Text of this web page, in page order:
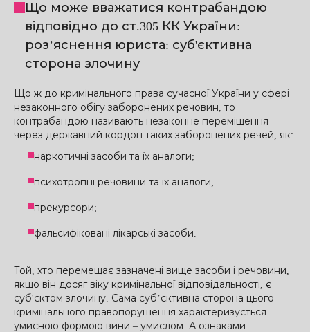
Що може вважатися контрабандою
відповідно до ст.305 КК України:
роз’яснення юриста: суб'єктивна
сторона злочину
Що ж до кримінального права сучасної України у сфері
незаконного обігу заборонених речовин, то
контрабандою називають незаконне переміщення
через державний кордон таких заборонених речей, як:
наркотичні засоби та їх аналоги;
психотропні речовини та їх аналоги;
прекурсори;
фальсифіковані лікарські засоби.
Той, хто перемещає зазначені вище засоби і речовини,
якщо він досяг віку кримінальної відповідальності, є
суб'єктом злочину. Сама суб’єктивна сторона цього
кримінального правопорушення характеризується
умисною формою вини – умислом. А ознаками